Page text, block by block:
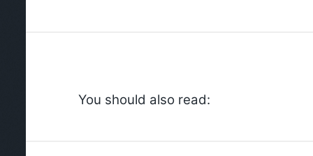
You should also read: